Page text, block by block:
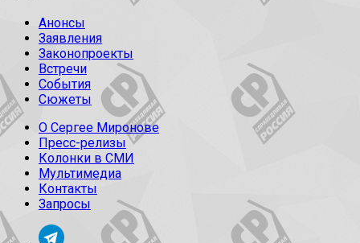
Анонсы
Заявления
Законопроекты
Встречи
События
Сюжеты
О Сергее Миронове
Пресс-релизы
Колонки в СМИ
Мультимедиа
Контакты
Запросы